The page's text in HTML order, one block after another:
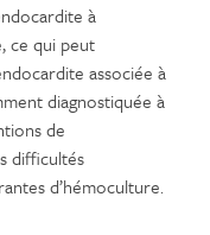
à
ce qui peut
associée à
diagnostiquée à
de
difficultés
d’hémoculture.